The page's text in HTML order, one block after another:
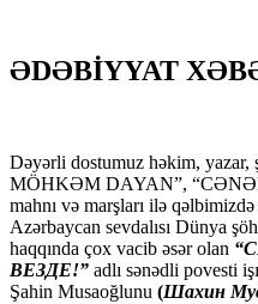
ƏDƏBİYYAT
Dəyərli dostumuz həkim,
MÖHKƏM DAYAN”,
mahnı və marşları ilə
Azərbaycan sevdalısı Dünya
haqqında çox vacib əsər olan
ВЕЗДЕ!” adlı sənədli povesti
Şahin Musaoğlunu (Шахин